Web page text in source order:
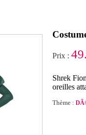
Prix :
Shrek
oreilles
Thème :